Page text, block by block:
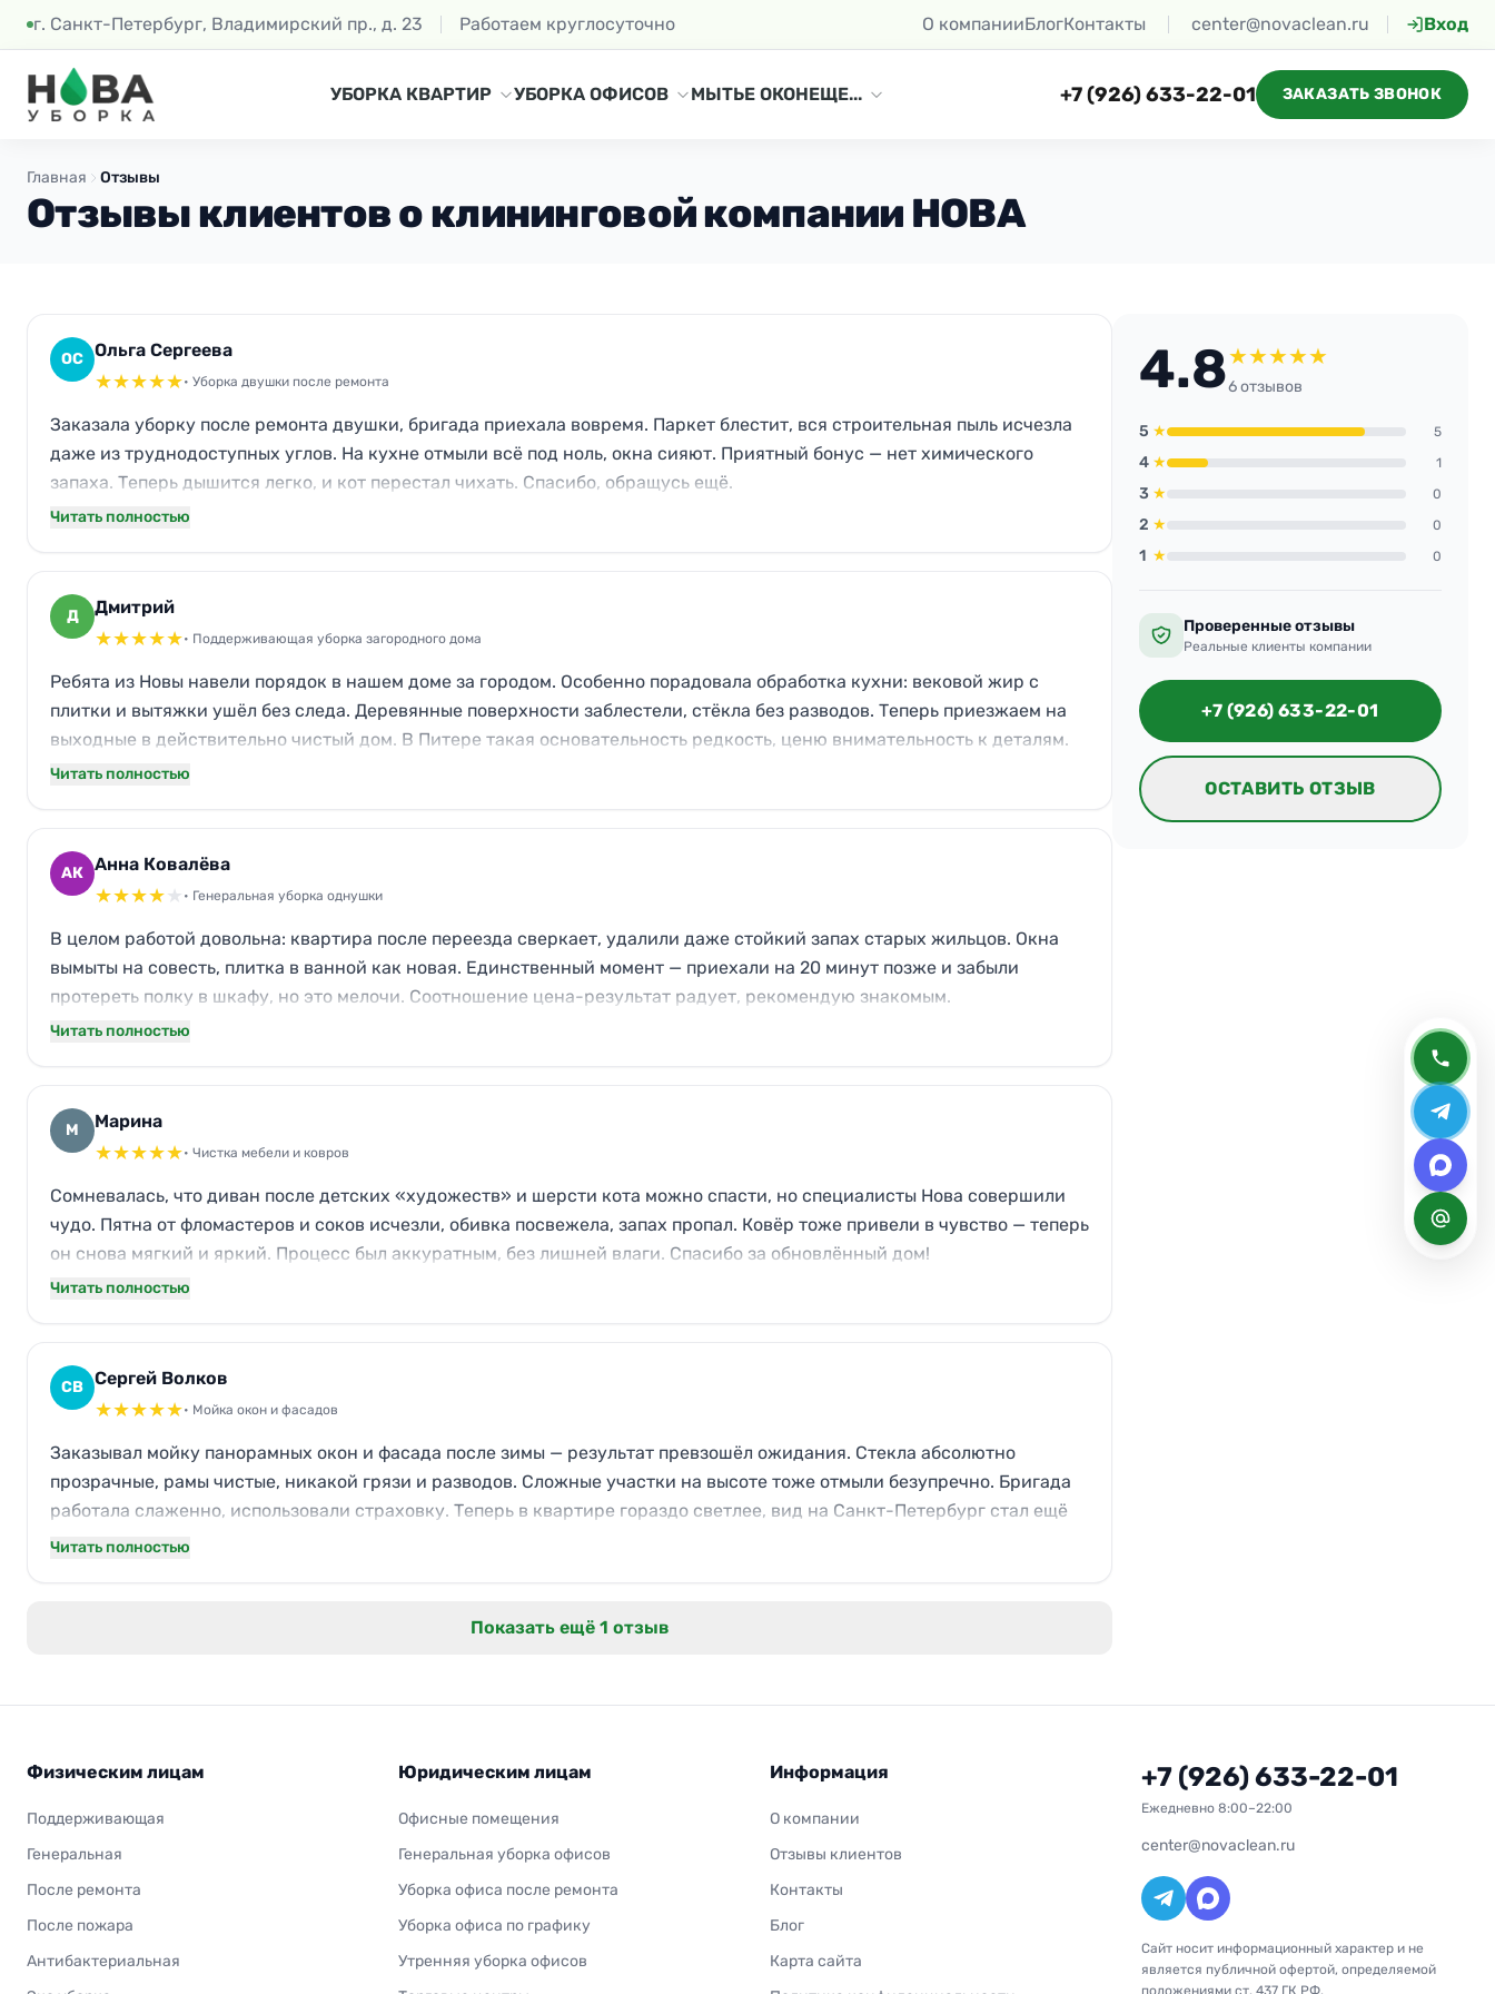
г. Санкт-Петербург, Владимирский пр., д. 23 Работаем круглосуточно О компанииБлогКонтакты center@novaclean.ru Вход
УБОРКА КВАРТИР УБОРКА ОФИСОВ МЫТЬЕ ОКОНЕЩЕ... +7 (926) 633-22-01 ЗАКАЗАТЬ ЗВОНОК
Главная Отзывы
Отзывы клиентов о клининговой компании НОВА
ОС Ольга Сергеева
★★★★★• Уборка двушки после ремонта
Заказала уборку после ремонта двушки, бригада приехала вовремя. Паркет блестит, вся строительная пыль исчезла
даже из труднодоступных углов. На кухне отмыли всё под ноль, окна сияют. Приятный бонус — нет химического
запаха. Теперь дышится легко, и кот перестал чихать. Спасибо, обращусь ещё.
Читать полностью
Д Дмитрий
★★★★★• Поддерживающая уборка загородного дома
Ребята из Новы навели порядок в нашем доме за городом. Особенно порадовала обработка кухни: вековой жир с
плитки и вытяжки ушёл без следа. Деревянные поверхности заблестели, стёкла без разводов. Теперь приезжаем на
выходные в действительно чистый дом. В Питере такая основательность редкость, ценю внимательность к деталям.
Читать полностью
АК Анна Ковалёва
★★★★★ • Генеральная уборка однушки
В целом работой довольна: квартира после переезда сверкает, удалили даже стойкий запах старых жильцов. Окна
вымыты на совесть, плитка в ванной как новая. Единственный момент — приехали на 20 минут позже и забыли
протереть полку в шкафу, но это мелочи. Соотношение цена-результат радует, рекомендую знакомым.
Читать полностью
М Марина
★★★★★• Чистка мебели и ковров
Сомневалась, что диван после детских «художеств» и шерсти кота можно спасти, но специалисты Нова совершили
чудо. Пятна от фломастеров и соков исчезли, обивка посвежела, запах пропал. Ковёр тоже привели в чувство — теперь
он снова мягкий и яркий. Процесс был аккуратным, без лишней влаги. Спасибо за обновлённый дом!
Читать полностью
СВ Сергей Волков
★★★★★• Мойка окон и фасадов
Заказывал мойку панорамных окон и фасада после зимы — результат превзошёл ожидания. Стекла абсолютно
прозрачные, рамы чистые, никакой грязи и разводов. Сложные участки на высоте тоже отмыли безупречно. Бригада
работала слаженно, использовали страховку. Теперь в квартире гораздо светлее, вид на Санкт-Петербург стал ещё
красивее.
Читать полностью
Показать ещё 1 отзыв
4.8★★★★★
6 отзывов
5 ★ 5
4 ★ 1
3 ★ 0
2 ★ 0
1 ★ 0
Проверенные отзывы
Реальные клиенты компании
+7 (926) 633-22-01
ОСТАВИТЬ ОТЗЫВ
Физическим лицам
Поддерживающая
Генеральная
После ремонта
После пожара
Антибактериальная
Юридическим лицам
Офисные помещения
Генеральная уборка офисов
Уборка офиса после ремонта
Уборка офиса по графику
Утренняя уборка офисов
Информация
О компании
Отзывы клиентов
Контакты
Блог
Карта сайта
+7 (926) 633-22-01
Ежедневно 8:00–22:00
center@novaclean.ru
Сайт носит информационный характер и не
является публичной офертой, определяемой
положениями ст. 437 ГК РФ.